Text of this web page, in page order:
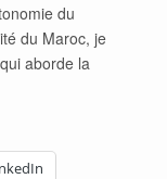
du
du Maroc, je
aborde la